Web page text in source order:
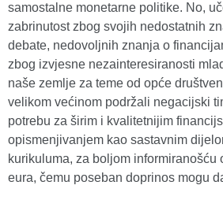
samostalne monetarne politike. No,
zabrinutost zbog svojih nedostatnih
debate, nedovoljnih znanja o
zbog izvjesne nezainteresiranosti
naše zemlje za teme od opće
velikom većinom podržali negacijski
potrebu za širim i kvalitetnijim
opismenjivanjem kao sastavnim
kurikuluma, za boljom informiranošću
eura, čemu poseban doprinos mogu